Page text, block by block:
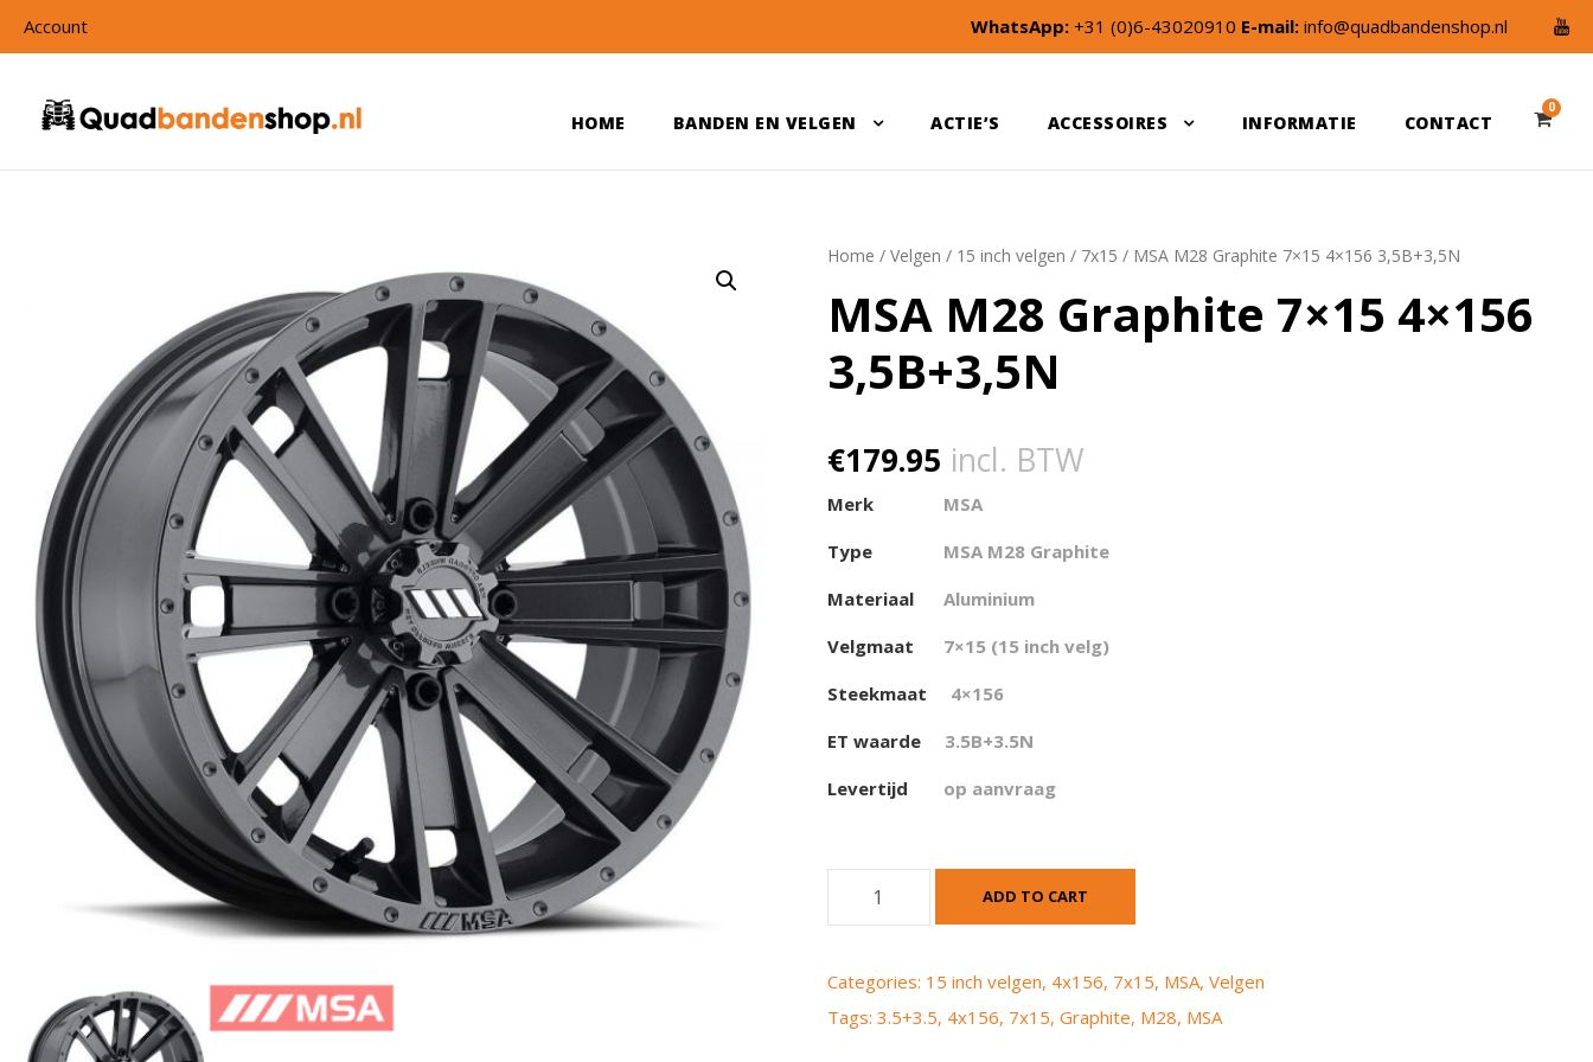
Account WhatsApp: +31 (0)6-43020910 E-mail: info@quadbandenshop.nl
HOME BANDEN EN VELGEN ACTIE’S ACCESSOIRES INFORMATIE CONTACT
0
Home /Velgen / 15 inch velgen / 7x15 / MSA M28 Graphite 7×15 4×156 3,5B+3,5N
MSA M28 Graphite 7×15 4×156
3,5B+3,5N
€179.95 incl. BTW
Merk
MSA
Type
MSA M28 Graphite
Materiaal
Aluminium
Velgmaat
7×15 (15 inch velg)
Steekmaat
4×156
ET waarde
3.5B+3.5N
Levertijd
op aanvraag
M
8
ADD TO CART
Categories: 15 inch velgen, 4x156, 7x15, MSA,Velgen
Tags:3.5+3.5, 4x156, 7x15,Graphite, M28, MSA